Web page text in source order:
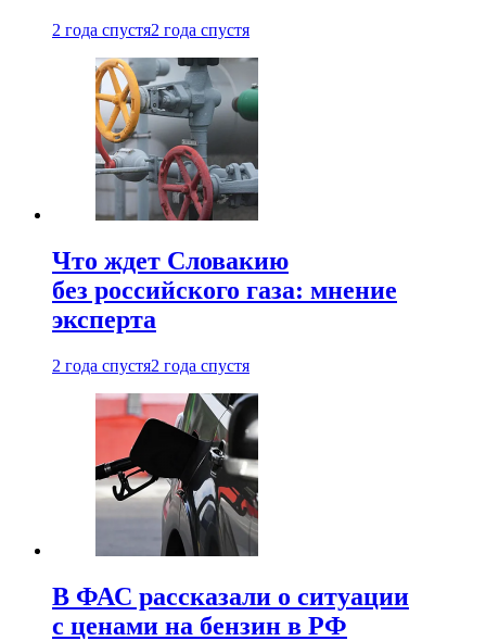
2 года спустя2 года спустя
Что ждет Словакию
без российского газа: мнение
эксперта
2 года спустя2 года спустя
В ФАС рассказали о ситуации
с ценами на бензин в РФ